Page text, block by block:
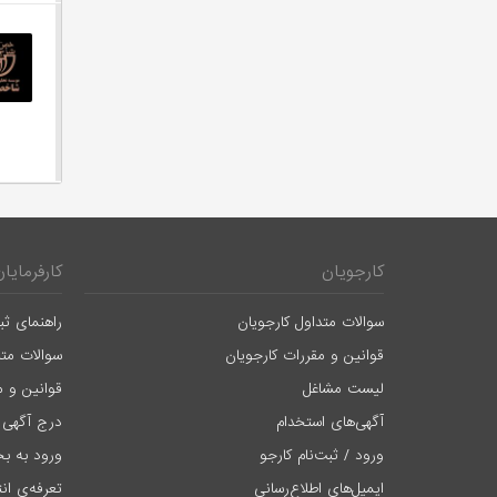
کارجویان
سوالات متداول کارجویان
قوانین و مقررات کارجویان
لیست مشاغل
آگهی‌های استخدام
ورود / ثبت‌نام کارجو
ایمیل‌های اطلاع‌رسانی
راهنمای
سوالات
قوانین و
درج آگهی
ورود به
تعرفه‌ی